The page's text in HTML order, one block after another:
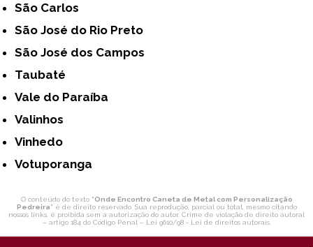
São Carlos
São José do Rio Preto
São José dos Campos
Taubaté
Vale do Paraíba
Valinhos
Vinhedo
Votuporanga
O conteúdo do texto "Onde Encontro Caneta de Metal com Personalização
Pedreira" é de direito reservado. Sua reprodução, parcial ou total, mesmo citando
nossos links, é proibida sem a autorização do autor. Crime de violação de direito autoral
– artigo 184 do Código Penal – Lei 9610/98 - Lei de direitos autorais.